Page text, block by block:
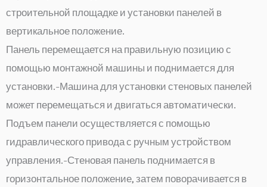
строительной площадке и установки панелей в
вертикальное положение.
Панель перемещается на правильную позицию с
помощью монтажной машины и поднимается для
установки.-Машина для установки стеновых панелей
может перемещаться и двигаться автоматически.
Подъем панели осуществляется с помощью
гидравлического привода с ручным устройством
управления.-Стеновая панель поднимается в
горизонтальное положение, затем поворачивается в